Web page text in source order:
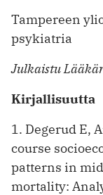
Tampereen
psykiatria
Julkaistu
Kirjallisuutta
1. Degerud E,
course
patterns in
mortality: